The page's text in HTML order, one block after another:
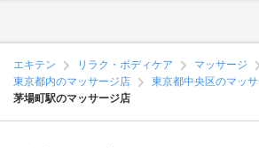
エキテン リラク・ボディケア
マッサージ
東京都内のマッサージ店
東京都中央区のマッ
茅場町駅のマッサージ店